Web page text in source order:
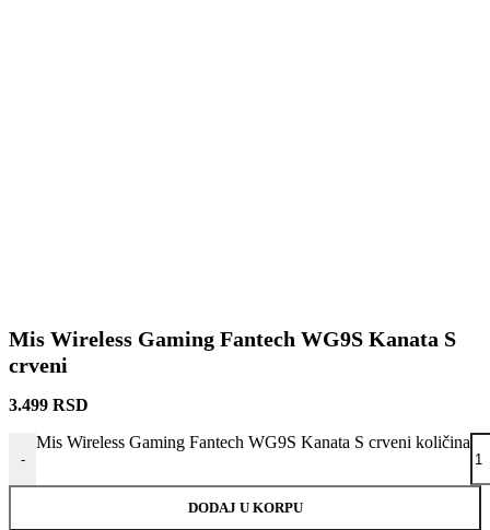
Mis Wireless Gaming Fantech WG9S Kanata S
crveni
3.499 RSD
-
Mis Wireless Gaming Fantech WG9S Kanata S crveni količina
DODAJ U KORPU